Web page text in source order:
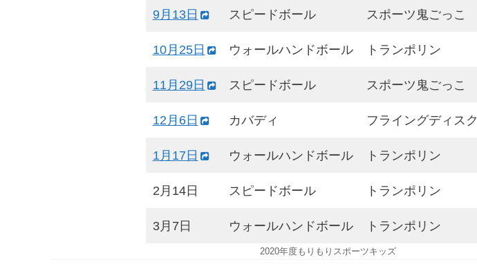
9月13日 スピードボール スポーツ鬼ごっこ
10月25日 ウォールハンドボール トランポリン
11月29日 スピードボール スポーツ鬼ごっこ
12月6日 カバディ フライングディスク
1月17日 ウォールハンドボール トランポリン
2月14日 スピードボール トランポリン
3月7日 ウォールハンドボール トランポリン
2020年度もりもりスポーツキッズ